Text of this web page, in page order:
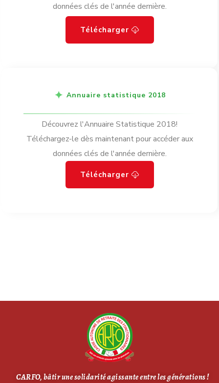
données clés de l'année dernière.
Télécharger
Annuaire statistique 2018
Découvrez l'Annuaire Statistique 2018!
Téléchargez-le dès maintenant pour accéder aux
données clés de l'année dernière.
Télécharger
CARFO, bâtir une solidarité agissante entre les générations !